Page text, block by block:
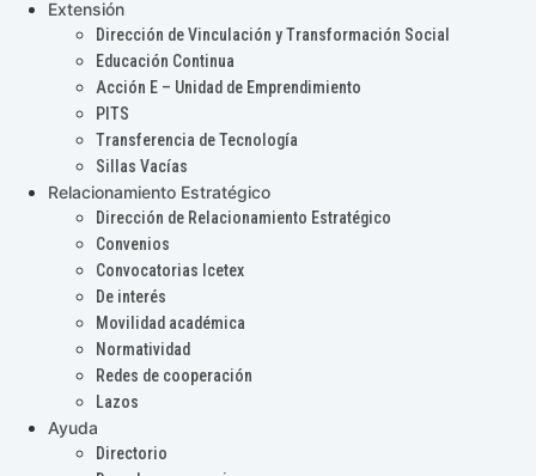
Extensión
Dirección de Vinculación y Transformación Social
Educación Continua
Acción E – Unidad de Emprendimiento
PITS
Transferencia de Tecnología
Sillas Vacías
Relacionamiento Estratégico
Dirección de Relacionamiento Estratégico
Convenios
Convocatorias Icetex
De interés
Movilidad académica
Normatividad
Redes de cooperación
Lazos
Ayuda
Directorio